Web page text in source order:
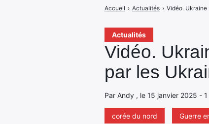
Actualités
Vidéo.
par les
Par Andy , le 15 janvier 2025 -
corée du nord Guerre
Accueil › Actualités › Vidéo. Ukraine